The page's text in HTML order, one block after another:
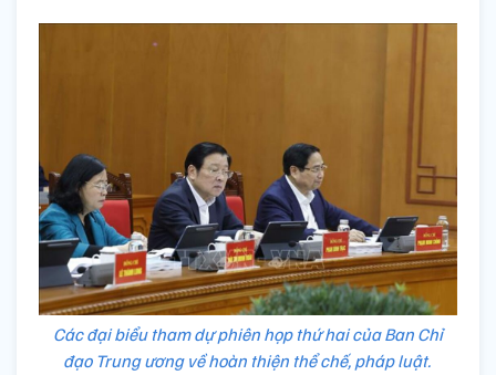
Các đại biểu tham dự phiên họp thứ hai của Ban Chỉ
đạo Trung ương về hoàn thiện thể chế, pháp luật.